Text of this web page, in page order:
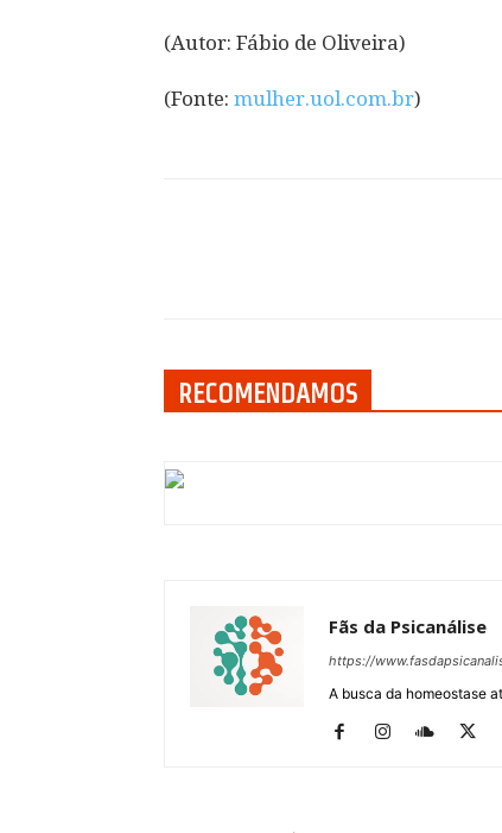
(Autor: Fábio de Oliveira)
(Fonte: mulher.uol.com.br)
RECOMENDAMOS
Fãs da Psicanálise
https://
A busca da homeostase